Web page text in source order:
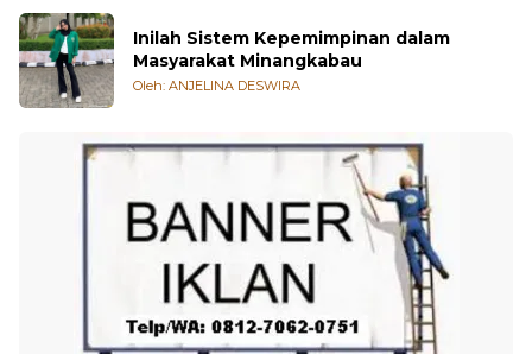
Inilah Sistem Kepemimpinan dalam
Masyarakat Minangkabau
Oleh: ANJELINA DESWIRA